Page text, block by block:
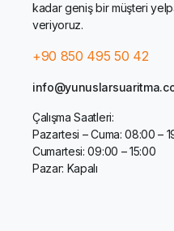
kadar geniş bir müşteri
veriyoruz.
+90 850 495 50 42
Çalışma Saatleri:
Pazartesi – Cuma: 08:00 –
Cumartesi: 09:00 – 15:00
Pazar: Kapalı